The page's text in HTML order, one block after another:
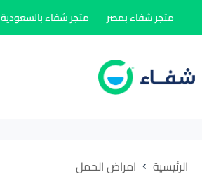
إلى
متجر شفاء بمصر متجر شفاء بالسعودية
الرئيسية امراض الحمل